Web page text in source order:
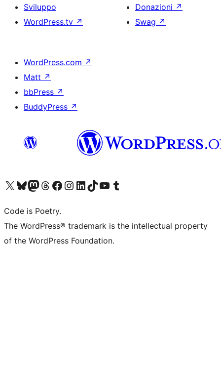
Sviluppo
WordPress.tv ↗
Donazioni ↗
Swag ↗
WordPress.com ↗
Matt ↗
bbPress ↗
BuddyPress ↗
Visita il nostro account X (ex Twitter)
Visita il nostro account Bluesky
Visita il nostro account Mastodon
Visita il nostro account Threads
Visita la nostra pagina Facebook
Visita il nostro account Instagram
Visita il nostro account LinkedIn
Visita il nostro account TikTok
Visita il nostro canale YouTube
Visita il nostro account Tumblr
Code is Poetry.
The WordPress® trademark is the intellectual property
of the WordPress Foundation.